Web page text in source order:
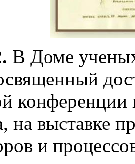
В Доме
на выставке
и